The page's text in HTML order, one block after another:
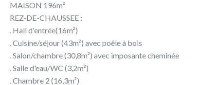
MAISON 196m²
REZ-DE-CHAUSSEE :
. Hall d'entrée(16m²)
. Cuisine/séjour (43m²) avec poêle à bois
. Salon/chambre (30,8m²) avec imposante cheminée
. Salle d'eau/WC (3,2m²)
. Chambre 2 (16,3m²)